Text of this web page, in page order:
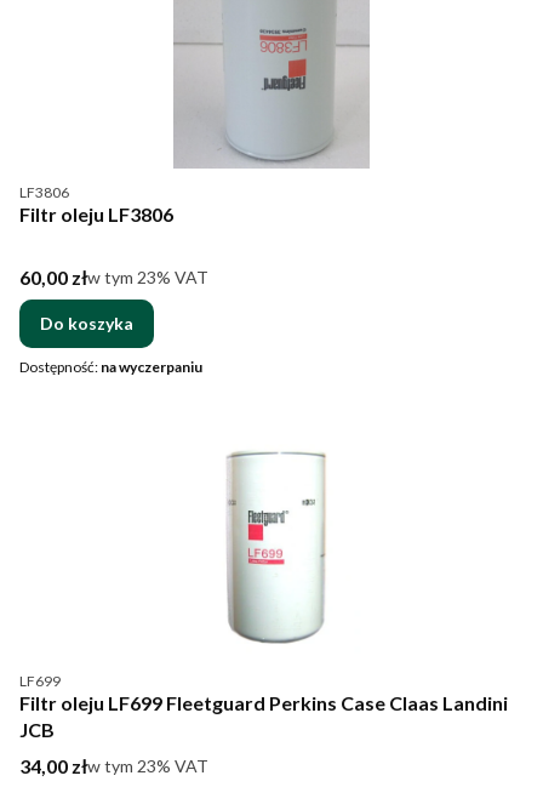
Kod produktu
LF3806
Filtr oleju LF3806
Cena brutto
60,00 złw tym %s VAT
w tym 23% VAT
Do koszyka
Dostępność: na wyczerpaniu
Kod produktu
LF699
Filtr oleju LF699 Fleetguard Perkins Case Claas Landini
JCB
Cena brutto
34,00 złw tym %s VAT
w tym 23% VAT